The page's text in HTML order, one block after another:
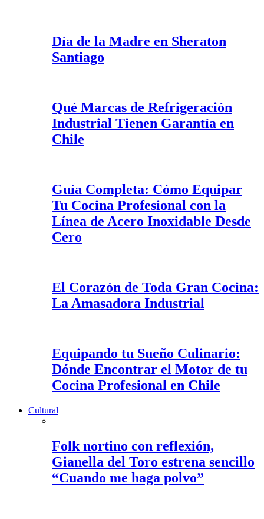
Día de la Madre en Sheraton
Santiago
Qué Marcas de Refrigeración
Industrial Tienen Garantía en
Chile
Guía Completa: Cómo Equipar
Tu Cocina Profesional con la
Línea de Acero Inoxidable Desde
Cero
El Corazón de Toda Gran Cocina:
La Amasadora Industrial
Equipando tu Sueño Culinario:
Dónde Encontrar el Motor de tu
Cocina Profesional en Chile
Cultural
Folk nortino con reflexión,
Gianella del Toro estrena sencillo
“Cuando me haga polvo”